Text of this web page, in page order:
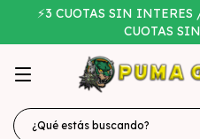
⚡3 CUOTAS SIN
CUOTAS